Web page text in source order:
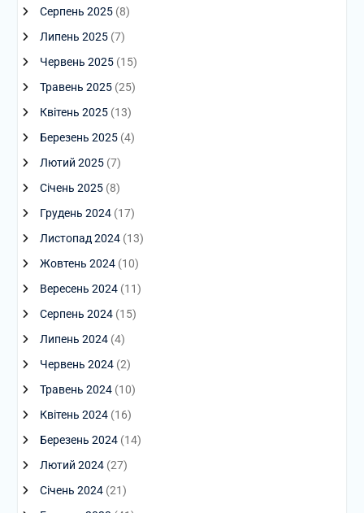
Серпень 2025(8)
Липень 2025(7)
Червень 2025(15)
Травень 2025(25)
Квітень 2025(13)
Березень 2025(4)
Лютий 2025(7)
Січень 2025(8)
Грудень 2024(17)
Листопад 2024(13)
Жовтень 2024(10)
Вересень 2024(11)
Серпень 2024(15)
Липень 2024(4)
Червень 2024(2)
Травень 2024(10)
Квітень 2024(16)
Березень 2024(14)
Лютий 2024(27)
Січень 2024(21)